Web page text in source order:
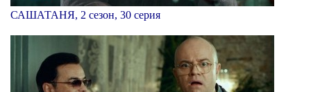
САШАТАНЯ, 2 сезон, 30 серия